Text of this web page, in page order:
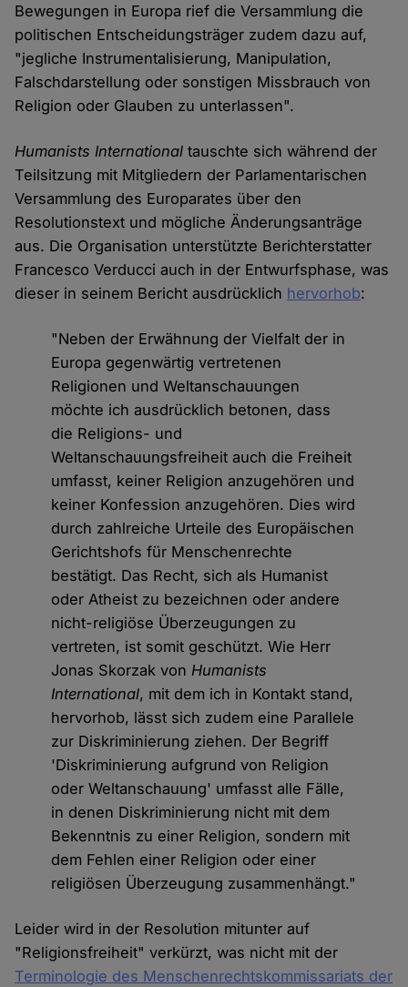
Bewegungen in Europa rief die Versammlung die
politischen Entscheidungsträger zudem dazu auf,
"jegliche Instrumentalisierung, Manipulation,
Falschdarstellung oder sonstigen Missbrauch von
Religion oder Glauben zu unterlassen".
Humanists International tauschte sich während der
Teilsitzung mit Mitgliedern der Parlamentarischen
Versammlung des Europarates über den
Resolutionstext und mögliche Änderungsanträge
aus. Die Organisation unterstützte Berichterstatter
Francesco Verducci auch in der Entwurfsphase, was
dieser in seinem Bericht ausdrücklich hervorhob:
"Neben der Erwähnung der Vielfalt der in
Europa gegenwärtig vertretenen
Religionen und Weltanschauungen
möchte ich ausdrücklich betonen, dass
die Religions- und
Weltanschauungsfreiheit auch die Freiheit
umfasst, keiner Religion anzugehören und
keiner Konfession anzugehören. Dies wird
durch zahlreiche Urteile des Europäischen
Gerichtshofs für Menschenrechte
bestätigt. Das Recht, sich als Humanist
oder Atheist zu bezeichnen oder andere
nicht-religiöse Überzeugungen zu
vertreten, ist somit geschützt. Wie Herr
Jonas Skorzak von Humanists
International, mit dem ich in Kontakt stand,
hervorhob, lässt sich zudem eine Parallele
zur Diskriminierung ziehen. Der Begriff
'Diskriminierung aufgrund von Religion
oder Weltanschauung' umfasst alle Fälle,
in denen Diskriminierung nicht mit dem
Bekenntnis zu einer Religion, sondern mit
dem Fehlen einer Religion oder einer
religiösen Überzeugung zusammenhängt."
Leider wird in der Resolution mitunter auf
"Religionsfreiheit" verkürzt, was nicht mit der
Terminologie des Menschenrechtskommissariats der